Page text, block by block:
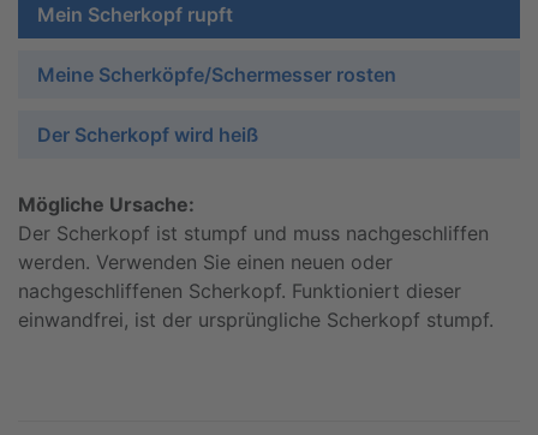
Mein Scherkopf rupft
Meine Scherköpfe/Schermesser rosten
Der Scherkopf wird heiß
Mögliche Ursache:
Der Scherkopf ist stumpf und muss nachgeschliffen
werden. Verwenden Sie einen neuen oder
nachgeschliffenen Scherkopf. Funktioniert dieser
einwandfrei, ist der ursprüngliche Scherkopf stumpf.